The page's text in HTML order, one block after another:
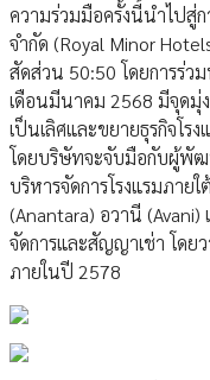
ความร่วมมือครั้งนี้นำไปสู่
จำกัด (Royal Minor
สัดส่วน 50:50 โดยการร่ว
เดือนมีนาคม 2568 มีจุดมุ่
เป็นเลิศและขยายธุรกิจโร
โดยบริษัทจะจับมือกับผู้พั
บริหารจัดการโรงแรมภาย
(Anantara) อวานี
จัดการและสัญญาเช่า โดย
ภายในปี 2578